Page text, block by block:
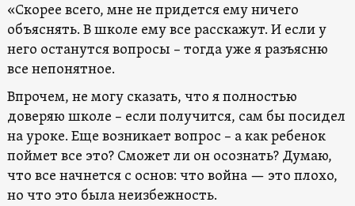
«Скорее всего, мне не придется ему ничего
объяснять. В школе ему все расскажут. И если у
него останутся вопросы – тогда уже я разъясню
все непонятное.
Впрочем, не могу сказать, что я полностью
доверяю школе – если получится, сам бы посидел
на уроке. Еще возникает вопрос – а как ребенок
поймет все это? Сможет ли он осознать? Думаю,
что все начнется с основ: что война — это плохо,
но что это была неизбежность.